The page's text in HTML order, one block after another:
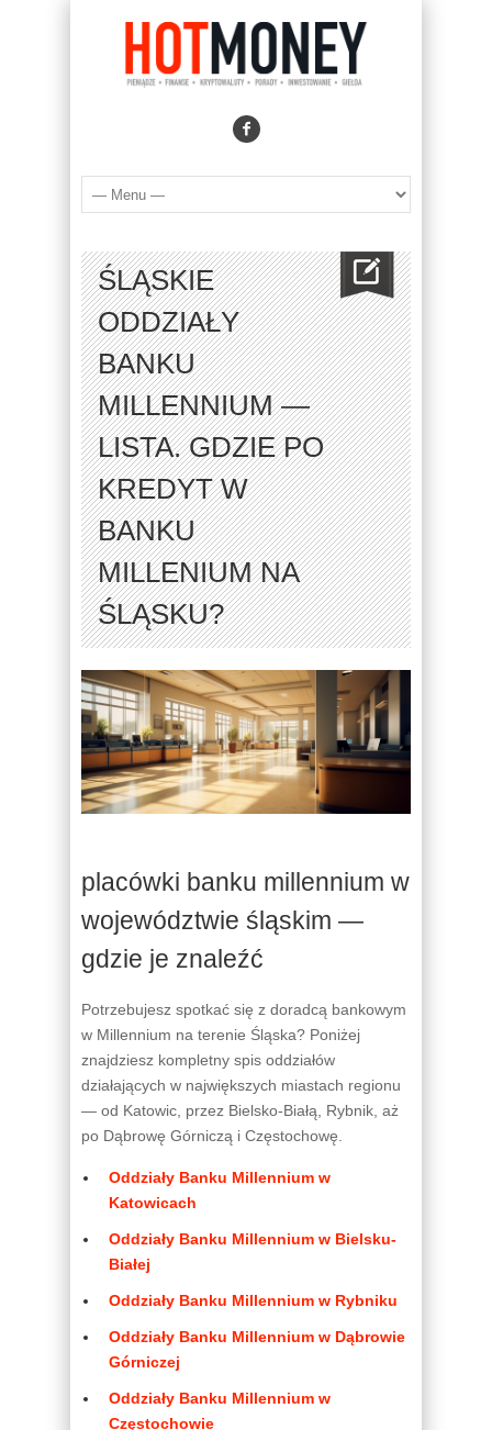
ŚLĄSKIE
ODDZIAŁY
BANKU
MILLENNIUM —
LISTA. GDZIE PO
KREDYT W
BANKU
MILLENIUM NA
ŚLĄSKU?
placówki banku millennium w
województwie śląskim —
gdzie je znaleźć
Potrzebujesz spotkać się z doradcą bankowym
w Millennium na terenie Śląska? Poniżej
znajdziesz kompletny spis oddziałów
działających w największych miastach regionu
— od Katowic, przez Bielsko-Białą, Rybnik, aż
po Dąbrowę Górniczą i Częstochowę.
Oddziały Banku Millennium w
Katowicach
Oddziały Banku Millennium w Bielsku-
Białej
Oddziały Banku Millennium w Rybniku
Oddziały Banku Millennium w Dąbrowie
Górniczej
Oddziały Banku Millennium w
Częstochowie